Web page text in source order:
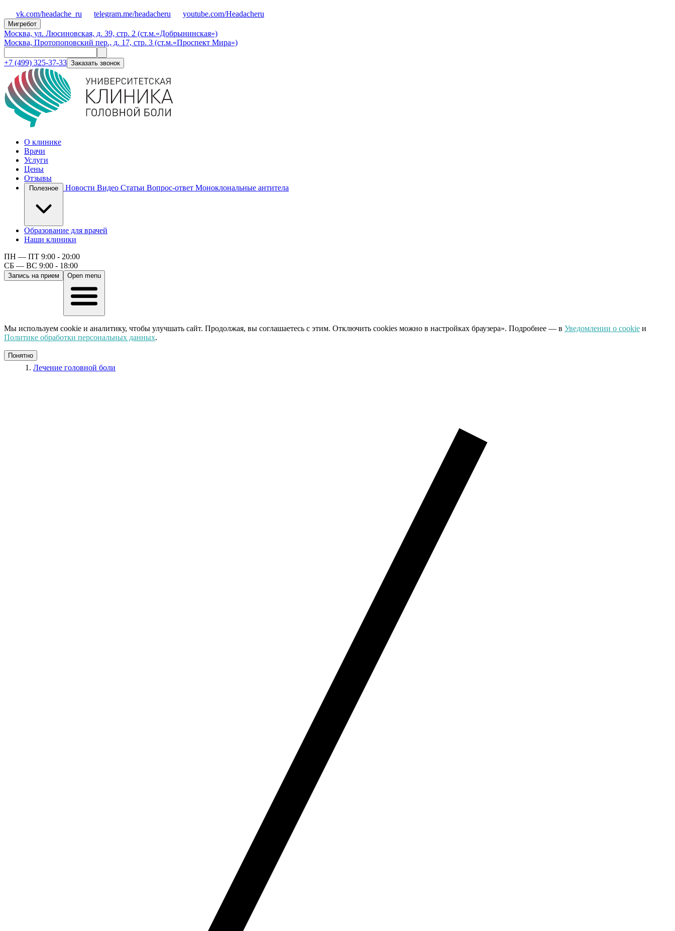
vk.com/headache_ru telegram.me/headacheru youtube.com/Headacheru
Мигребот
Москва, ул. Люсиновская, д. 39, стр. 2 (ст.м.«Добрынинская»)
Москва, Протопоповский пер., д. 17, стр. 3 (ст.м.«Проспект Мира»)
+7 (499) 325-37-33 Заказать звонок
О клинике
Врачи
Услуги
Цены
Отзывы
Новости Видео Статьи Вопрос-ответ Моноклональные антитела
Образование для врачей
Наши клиники
ПН — ПТ 9:00 - 20:00
СБ — ВС 9:00 - 18:00
Запись на прием Open menu
Мы используем cookie и аналитику, чтобы улучшать сайт. Продолжая, вы соглашаетесь с этим. Отключить cookies можно в настройках браузера». Подробнее — в Уведомлении о cookie и
Политике обработки персональных данных.
Понятно
Лечение головной боли